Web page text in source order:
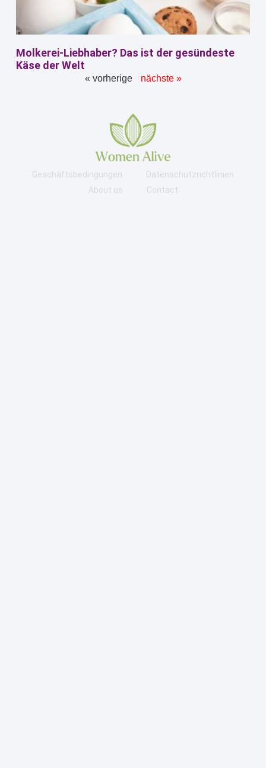
Molkerei-Liebhaber? Das ist der gesündeste
Käse der Welt
« vorherige nächste »
Geschäftsbedingungen
Datenschutzrichtlinien
About us
Contact